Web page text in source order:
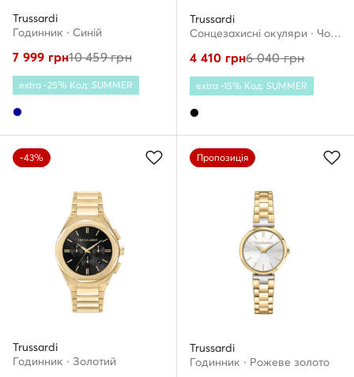
Trussardi
Годинник · Cиній
7 999 грн10 459грн
extra -25% Код: SUMMER
Trussardi
Сонцезахисні окуляри · Чорний
4 410 грн6 040грн
extra -15% Код: SUMMER
-43%
Trussardi
Годинник · Золотий
Пропозиція
Trussardi
Годинник · Рожеве золото